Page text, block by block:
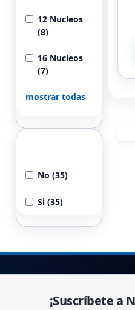
12 Nucleos
(8)
16 Nucleos
(7)
mostrar todas
No (35)
Si (35)
¡Suscríbete a